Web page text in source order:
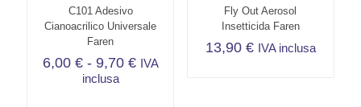
C101 Adesivo
Cianoacrilico Universale
Faren
6,00 € - 9,70 €Fascia
IVA
inclusa
Fly Out Aerosol
Insetticida Faren
13,90 € IVA inclusa